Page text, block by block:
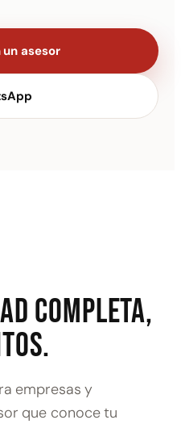
asesor
completa,
empresas y
que conoce tu